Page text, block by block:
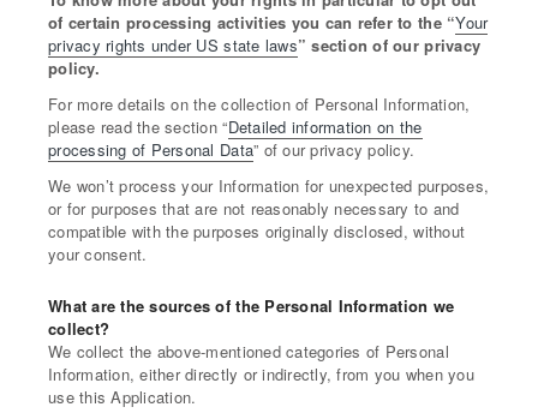
of certain processing activities you can refer to the “Your
privacy rights under US state laws” section of our privacy
policy.
For more details on the collection of Personal Information,
please read the section “Detailed information on the
processing of Personal Data” of our privacy policy.
We won’t process your Information for unexpected purposes,
or for purposes that are not reasonably necessary to and
compatible with the purposes originally disclosed, without
your consent.
What are the sources of the Personal Information we
collect?
We collect the above-mentioned categories of Personal
Information, either directly or indirectly, from you when you
use this Application.